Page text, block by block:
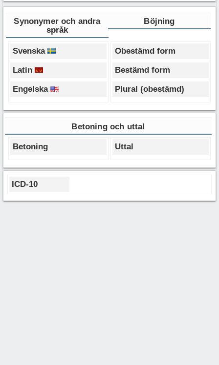
Synonymer och andra
språk
Böjning
Svenska
Latin
Engelska
Obestämd form
Bestämd form
Plural (obestämd)
Betoning och uttal
Betoning Uttal
ICD-10